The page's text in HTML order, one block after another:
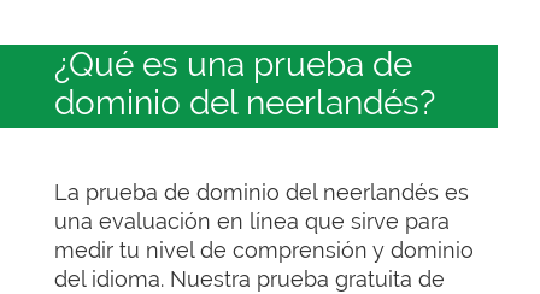
¿Qué es una prueba de
dominio del neerlandés?
La prueba de dominio del neerlandés es
una evaluación en línea que sirve para
medir tu nivel de comprensión y dominio
del idioma. Nuestra prueba gratuita de